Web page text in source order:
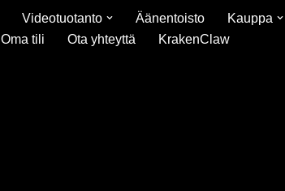
Videotuotanto Äänentoisto
Kauppa
Oma tili Ota yhteyttä KrakenClaw